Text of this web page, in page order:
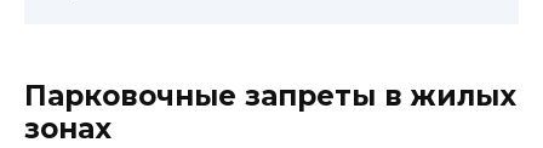
Парковочные запреты в жилых
зонах